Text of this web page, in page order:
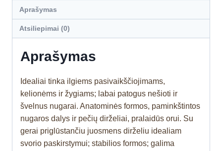
Aprašymas
Atsiliepimai (0)
Aprašymas
Idealiai tinka ilgiems pasivaikščiojimams,
kelionėms ir žygiams; labai patogus nešioti ir
švelnus nugarai. Anatominės formos, paminkštintos
nugaros dalys ir pečių dirželiai, pralaidūs orui. Su
gerai priglūstančiu juosmens dirželiu idealiam
svorio paskirstymui; stabilios formos; galima